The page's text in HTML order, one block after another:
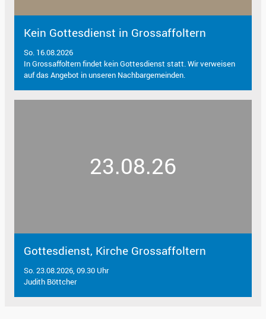
Kein Gottesdienst in Grossaffoltern
So. 16.08.2026
In Grossaffoltern findet kein Gottesdienst statt. Wir verweisen
auf das Angebot in unseren Nachbargemeinden.
23.08.26
Gottesdienst, Kirche Grossaffoltern
So. 23.08.2026, 09.30 Uhr
Judith Böttcher